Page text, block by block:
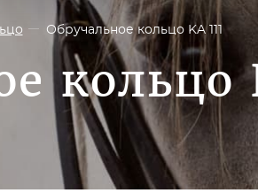
Обручальное кольцо KA 111
кольцо